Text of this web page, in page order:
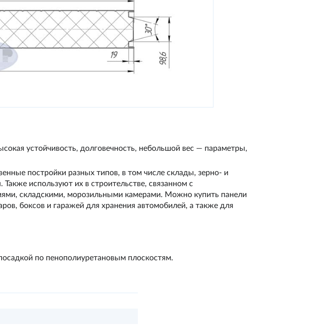
устойчивость, долговечность, небольшой вес — параметры,
постройки разных типов, в том числе склады, зерно- и
используют их в строительстве, связанном с
складскими, морозильными камерами. Можно купить панели
боксов и гаражей для хранения автомобилей, а также для
по пенополиуретановым плоскостям.